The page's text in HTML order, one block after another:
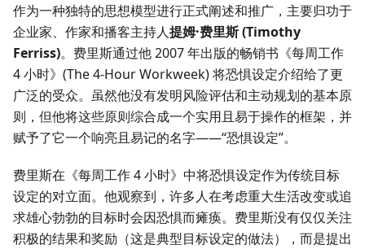
作为一种独特的思想模型进行正式阐述和推广，主要归功于
企业家、作家和播客主持人提姆·费里斯 (Timothy
Ferriss)。费里斯通过他 2007 年出版的畅销书《每周工作
4 小时》(The 4-Hour Workweek) 将恐惧设定介绍给了更
广泛的受众。虽然他没有发明风险评估和主动规划的基本原
则，但他将这些原则综合成一个实用且易于操作的框架，并
赋予了它一个响亮且易记的名字——“恐惧设定”。
费里斯在《每周工作 4 小时》中将恐惧设定作为传统目标
设定的对立面。他观察到，许多人在考虑重大生活改变或追
求雄心勃勃的目标时会因恐惧而瘫痪。费里斯没有仅仅关注
积极的结果和奖励（这是典型目标设定的做法），而是提出